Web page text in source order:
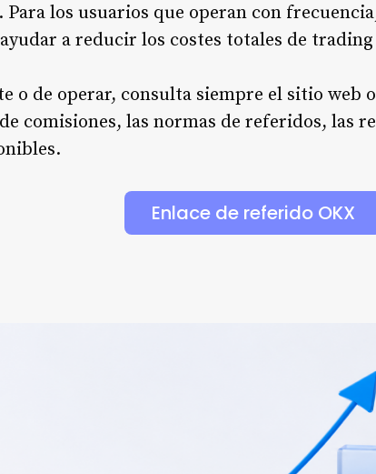
Para los usuarios que operan con
a reducir los costes totales de
o de operar, consulta siempre el sitio web
comisiones, las normas de referidos, las
Enlace de referido OKX